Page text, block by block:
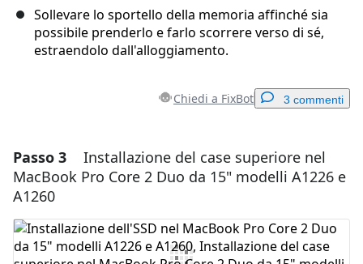
Sollevare lo sportello della memoria affinché sia
possibile prenderlo e farlo scorrere verso di sé,
estraendolo dall'alloggiamento.
Chiedi a FixBot 3 commenti
Aggiungi un commento
Aggiungi Commento
Passo 3
Installazione del case superiore nel
MacBook Pro Core 2 Duo da 15" modelli A1226 e
A1260